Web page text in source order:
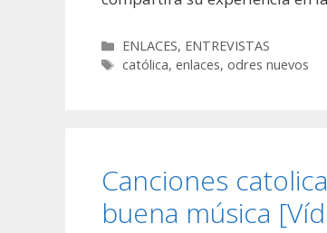
Categorías
ENLACES, ENTREVISTAS
Etiquetas
católica,enlaces,odres nuevos
Canciones
buena música